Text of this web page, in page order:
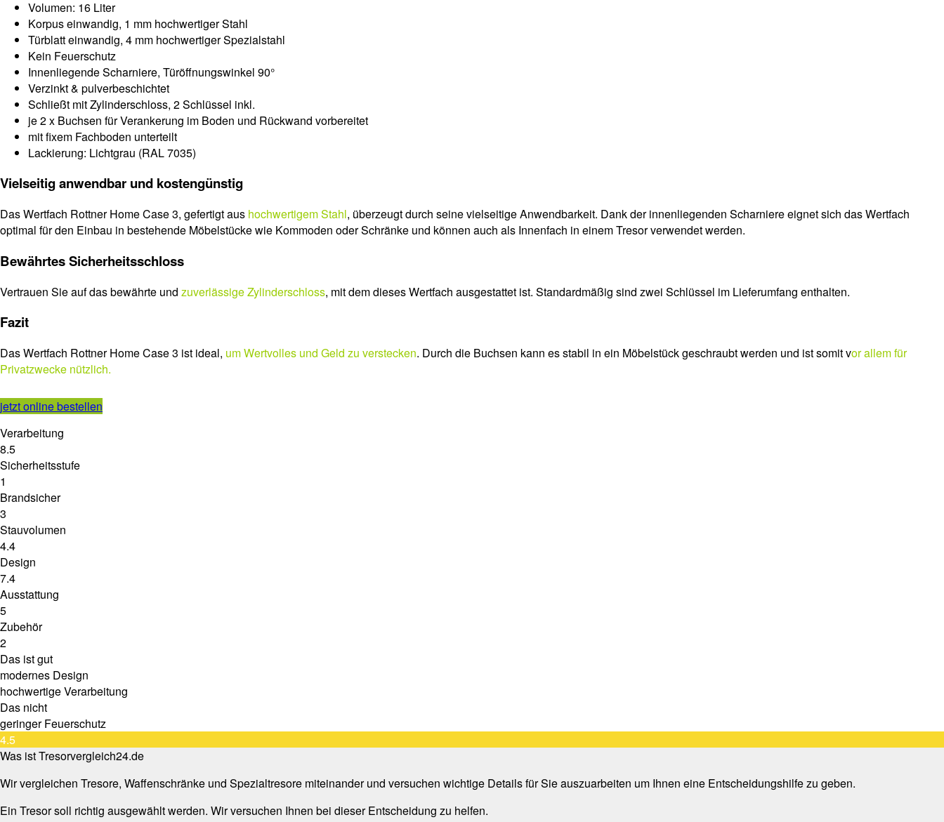
Volumen: 16 Liter
Korpus einwandig, 1 mm hochwertiger Stahl
Türblatt einwandig, 4 mm hochwertiger Spezialstahl
Kein Feuerschutz
Innenliegende Scharniere, Türöffnungswinkel 90°
Verzinkt & pulverbeschichtet
Schließt mit Zylinderschloss, 2 Schlüssel inkl.
je 2 x Buchsen für Verankerung im Boden und Rückwand vorbereitet
mit fixem Fachboden unterteilt
Lackierung: Lichtgrau (RAL 7035)
Vielseitig anwendbar und kostengünstig
Das Wertfach Rottner Home Case 3, gefertigt aus hochwertigem Stahl, überzeugt durch seine vielseitige Anwendbarkeit. Dank der innenliegenden Scharniere eignet sich das Wertfach
optimal für den Einbau in bestehende Möbelstücke wie Kommoden oder Schränke und können auch als Innenfach in einem Tresor verwendet werden.
Bewährtes Sicherheitsschloss
Vertrauen Sie auf das bewährte und zuverlässige Zylinderschloss, mit dem dieses Wertfach ausgestattet ist. Standardmäßig sind zwei Schlüssel im Lieferumfang enthalten.
Fazit
Das Wertfach Rottner Home Case 3 ist ideal, um Wertvolles und Geld zu verstecken. Durch die Buchsen kann es stabil in ein Möbelstück geschraubt werden und ist somit vor allem für
Privatzwecke nützlich.
jetzt online bestellen
Verarbeitung
8.5
Sicherheitsstufe
1
Brandsicher
3
Stauvolumen
4.4
Design
7.4
Ausstattung
5
Zubehör
2
Das ist gut
modernes Design
hochwertige Verarbeitung
Das nicht
geringer Feuerschutz
4.5
Was ist Tresorvergleich24.de
Wir vergleichen Tresore, Waffenschränke und Spezialtresore miteinander und versuchen wichtige Details für Sie auszuarbeiten um Ihnen eine Entscheidungshilfe zu geben.
Ein Tresor soll richtig ausgewählt werden. Wir versuchen Ihnen bei dieser Entscheidung zu helfen.